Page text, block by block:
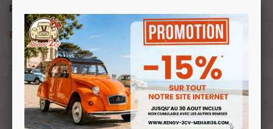
Prix public :
Prix clubRenov 2cv:5,49 €TTC
OU PAYER EN
Profitez de prix remisés
avec la Carte clubRenov 2cv